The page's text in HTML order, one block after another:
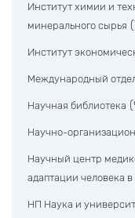
Институт химии и
минерального сырья
Институт
Международный
Научная библиотека
Научно-
Научный центр
адаптации человека
НП Наука и